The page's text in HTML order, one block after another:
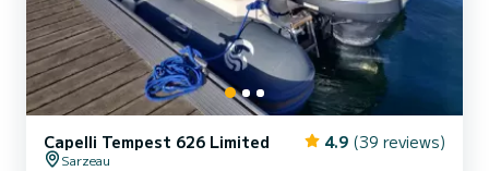
Capelli Tempest 626 Limited 4.9 (39 reviews)
Sarzeau